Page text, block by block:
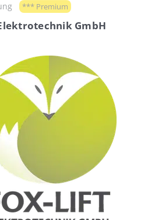
*** Premium
GmbH